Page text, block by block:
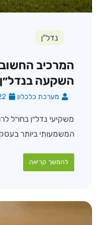
נדל"ן
המרכיב
השקעה
מערכת כלכלון
משקיעי נדל״ן בחו״ל
המשמעותי ביותר
להמשך קריאה